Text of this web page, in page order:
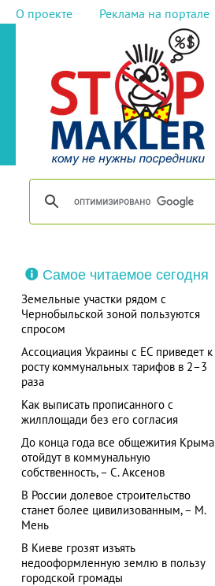
О проекте Реклама на портале
Самое читаемое сегодня
Земельные участки рядом с
Чернобыльской зоной пользуются
спросом
Ассоциация Украины с ЕС приведет к
росту коммунальных тарифов в 2–3
раза
Как выписать прописанного с
жилплощади без его согласия
До конца года все общежития Крыма
отойдут в коммунальную
собственность, – С. Аксенов
В России долевое строительство
станет более цивилизованным, – М.
Мень
В Киеве грозят изъять
недооформленную землю в пользу
городской громады